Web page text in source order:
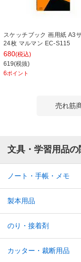
スケッチブック 画用紙 A3
24枚 マルマン EC-S115
680(税込)
619(税抜)
6ポイント
売れ筋
文具・学習用品
ノート・手帳・メモ
製本用品
のり・接着剤
カッター・裁断用品